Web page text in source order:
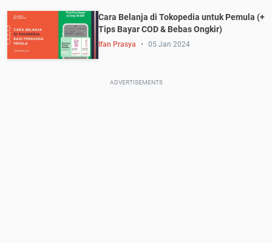
Cara Belanja di Tokopedia untuk Pemula (+
Tips Bayar COD & Bebas Ongkir)
Ifan Prasya 05 Jan 2024
ADVERTISEMENTS